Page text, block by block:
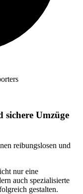
Umzüge
reibungslosen und
nur eine
auch spezialisierte
gestalten.